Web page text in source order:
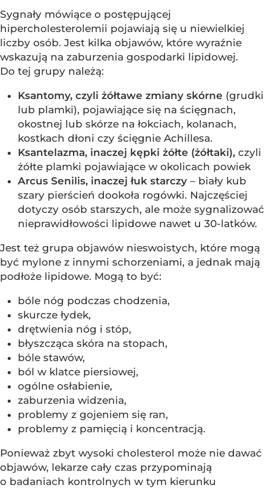
Sygnały mówiące o postępującej
hipercholesterolemii pojawiają się u niewielkiej
liczby osób. Jest kilka objawów, które wyraźnie
wskazują na zaburzenia gospodarki lipidowej.
Do tej grupy należą:
Ksantomy, czyli żółtawe zmiany skórne (grudki
lub plamki), pojawiające się na ścięgnach,
okostnej lub skórze na łokciach, kolanach,
kostkach dłoni czy ścięgnie Achillesa.
Ksantelazma, inaczej kępki żółte (żółtaki), czyli
żółte plamki pojawiające w okolicach powiek
Arcus Senilis, inaczej łuk starczy – biały kub
szary pierścień dookoła rogówki. Najczęściej
dotyczy osób starszych, ale może sygnalizować
nieprawidłowości lipidowe nawet u 30-latków.
Jest też grupa objawów nieswoistych, które mogą
być mylone z innymi schorzeniami, a jednak mają
podłoże lipidowe. Mogą to być:
bóle nóg podczas chodzenia,
skurcze łydek,
drętwienia nóg i stóp,
błyszcząca skóra na stopach,
bóle stawów,
ból w klatce piersiowej,
ogólne osłabienie,
zaburzenia widzenia,
problemy z gojeniem się ran,
problemy z pamięcią i koncentracją.
Ponieważ zbyt wysoki cholesterol może nie dawać
objawów, lekarze cały czas przypominają
o badaniach kontrolnych w tym kierunku